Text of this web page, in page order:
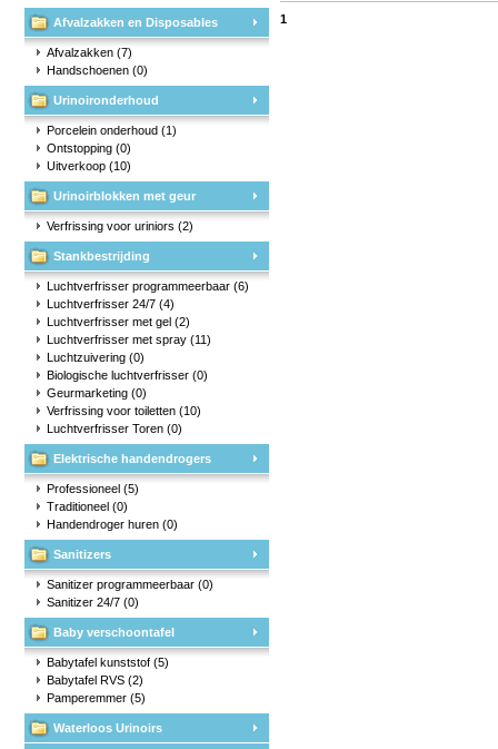
Afvalzakken en Disposables
Afvalzakken (7)
Handschoenen (0)
Urinoironderhoud
Porcelein onderhoud (1)
Ontstopping (0)
Uitverkoop (10)
Urinoirblokken met geur
Verfrissing voor uriniors (2)
Stankbestrijding
Luchtverfrisser programmeerbaar (6)
Luchtverfrisser 24/7 (4)
Luchtverfrisser met gel (2)
Luchtverfrisser met spray (11)
Luchtzuivering (0)
Biologische luchtverfrisser (0)
Geurmarketing (0)
Verfrissing voor toiletten (10)
Luchtverfrisser Toren (0)
Elektrische handendrogers
Professioneel (5)
Traditioneel (0)
Handendroger huren (0)
Sanitizers
Sanitizer programmeerbaar (0)
Sanitizer 24/7 (0)
Baby verschoontafel
Babytafel kunststof (5)
Babytafel RVS (2)
Pamperemmer (5)
Waterloos Urinoirs
1